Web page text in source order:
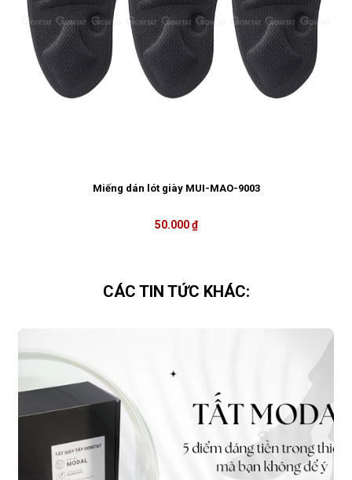
Miếng dán lót giày MUI-MAO-9003
50.000 ₫
CÁC TIN TỨC KHÁC: